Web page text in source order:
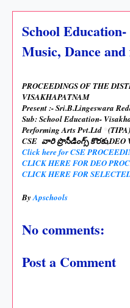
School
Music, Dance
PROCEEDINGS OF THE
VISAKHAPATNAM
Present :- Sri.B.Lingeswara
Sub: School Education-
Performing Arts Pvt.Ltd *(TIPA)
CSE వారి ప్రొసీడింగ్స్ కొరకు,DEO
Click here for CSE
CLICK HERE FOR DEO
CLICK HERE FOR
ByApschools
No comments:
Post a Comment